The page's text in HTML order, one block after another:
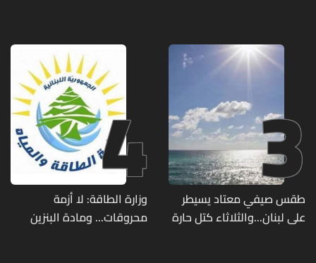
3
طقس صيفي معتاد يسيطر
على لبنان...والثلاثاء كتل حارة
4
وزارة الطاقة: لا أزمة
محروقات... ومادة البنزين